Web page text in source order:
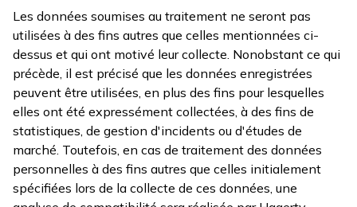
Les données soumises au traitement ne seront pas
utilisées à des fins autres que celles mentionnées ci-
dessus et qui ont motivé leur collecte. Nonobstant ce qui
précède, il est précisé que les données enregistrées
peuvent être utilisées, en plus des fins pour lesquelles
elles ont été expressément collectées, à des fins de
statistiques, de gestion d'incidents ou d'études de
marché. Toutefois, en cas de traitement des données
personnelles à des fins autres que celles initialement
spécifiées lors de la collecte de ces données, une